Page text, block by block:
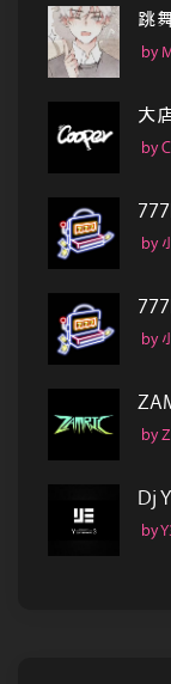
跳
by
大
by
by
by
by
Dj
by